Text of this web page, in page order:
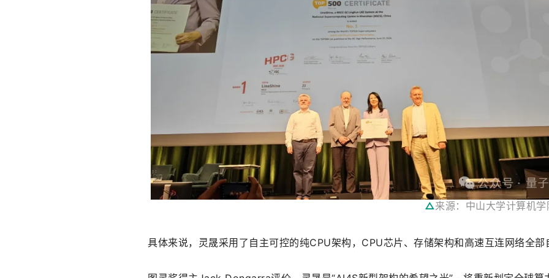
△来源：中山大学计算机学
具体来说，灵晟采用了自主可控的纯CPU架构，CPU芯片、存储架构和高速互连网络全部